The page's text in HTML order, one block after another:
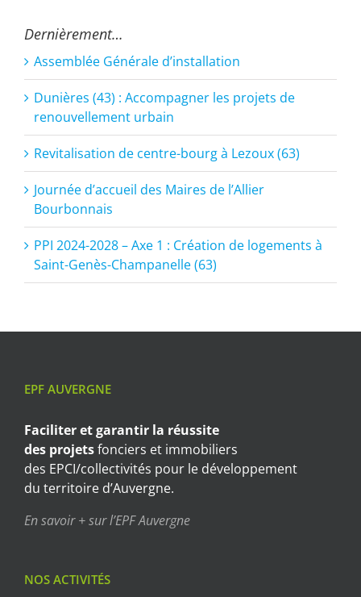
Dernièrement…
Assemblée Générale d’installation
Dunières (43) : Accompagner les projets de
renouvellement urbain
Revitalisation de centre-bourg à Lezoux (63)
Journée d’accueil des Maires de l’Allier
Bourbonnais
PPI 2024-2028 – Axe 1 : Création de logements à
Saint-Genès-Champanelle (63)
EPF AUVERGNE
Faciliter et garantir la réussite
des projetsfonciers et immobiliers
des EPCI/collectivités pour le développement
du territoire d’Auvergne.
En savoir + sur l’EPF Auvergne
NOS ACTIVITÉS